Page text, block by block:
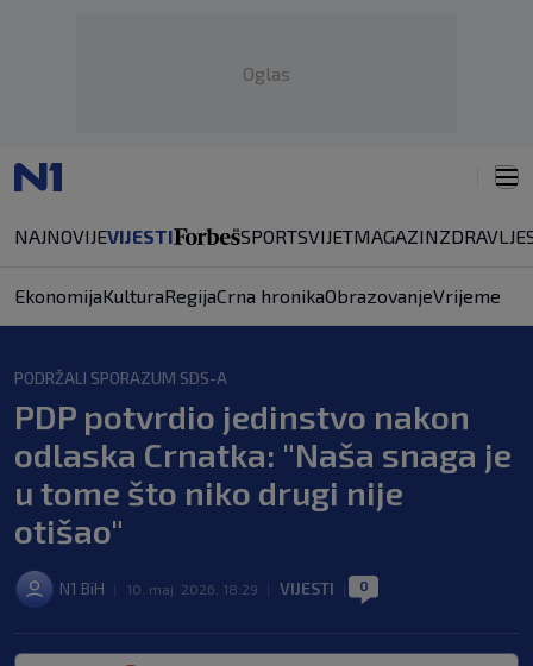
Oglas
NAJNOVIJEVIJESTI SPORTSVIJETMAGAZINZDRAVLJE
EkonomijaKulturaRegijaCrna hronikaObrazovanjeVrijeme
PODRŽALI SPORAZUM SDS-A
PDP potvrdio jedinstvo nakon
odlaska Crnatka: "Naša snaga je
u tome što niko drugi nije
otišao"
N1 BiH 10. maj. 2026. 18:29 VIJESTI 0